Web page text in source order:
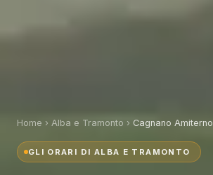
Home › Alba e Tramonto › Cagnano Amiterno
GLI ORARI DI ALBA E TRAMONTO